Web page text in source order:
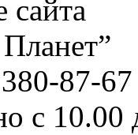
сайта
87-67
с 10.00